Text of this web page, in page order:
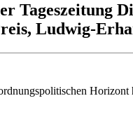
Tageszeitung
Ludwig-